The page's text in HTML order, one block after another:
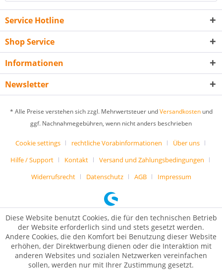
Service Hotline
Shop Service
Informationen
Newsletter
* Alle Preise verstehen sich zzgl. Mehrwertsteuer undVersandkostenund
ggf. Nachnahmegebühren, wenn nicht anders beschrieben
Cookie settings rechtliche Vorabinformationen
Über uns
Hilfe / Support
Kontakt
Versand und Zahlungsbedingungen
Widerrufsrecht
Datenschutz AGB Impressum
Diese Website benutzt Cookies, die für den technischen Betrieb
der Website erforderlich sind und stets gesetzt werden.
Andere Cookies, die den Komfort bei Benutzung dieser Website
erhöhen, der Direktwerbung dienen oder die Interaktion mit
anderen Websites und sozialen Netzwerken vereinfachen
sollen, werden nur mit Ihrer Zustimmung gesetzt.